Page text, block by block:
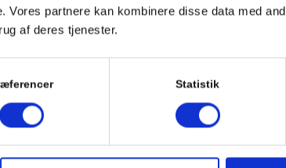
Vores partnere kan kombinere disse data med
af deres tjenester.
Statistik
til?
de er udvundet fra hav eller fra grusgrav. Begge
fra sømateriale er mere runde i faconen og
dekoration i haven. Nogle foretrækker også